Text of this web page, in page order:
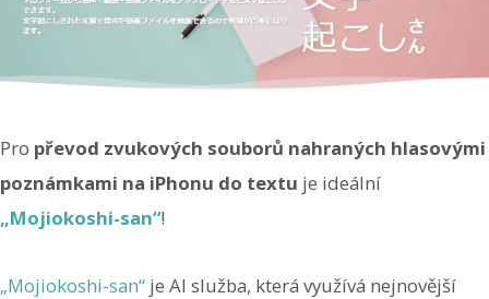
Pro převod zvukových souborů nahraných hlasovými
poznámkami na iPhonu do textu je ideální
„Mojiokoshi-san“!
„Mojiokoshi-san“ je AI služba, která využívá nejnovější